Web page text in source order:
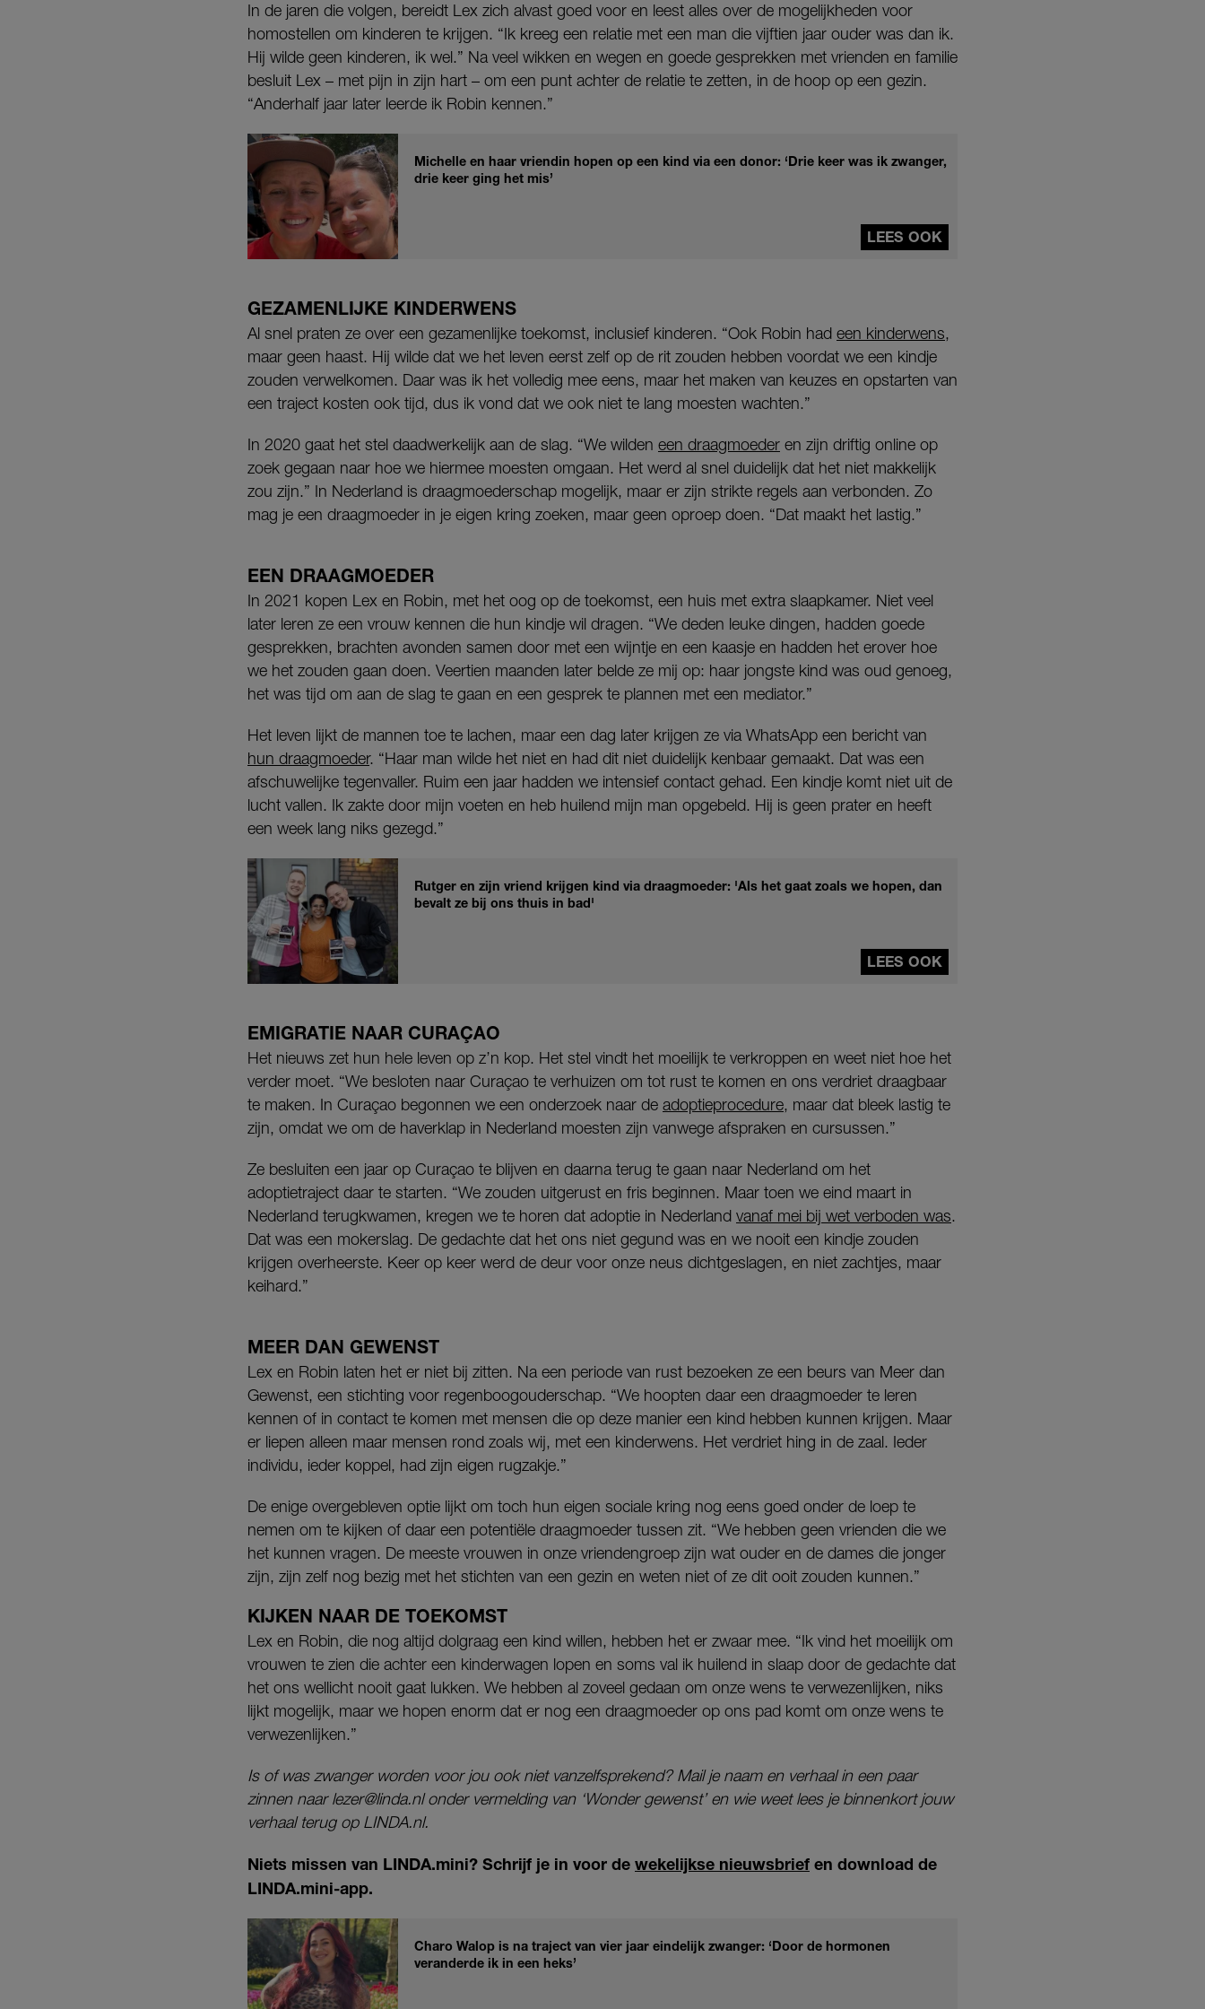
In de jaren die volgen, bereidt Lex zich alvast goed voor en leest alles over de mogelijkheden voor
homostellen om kinderen te krijgen. “Ik kreeg een relatie met een man die vijftien jaar ouder was dan ik.
Hij wilde geen kinderen, ik wel.” Na veel wikken en wegen en goede gesprekken met vrienden en familie
besluit Lex – met pijn in zijn hart – om een punt achter de relatie te zetten, in de hoop op een gezin.
“Anderhalf jaar later leerde ik Robin kennen.”
Michelle en haar vriendin hopen op een kind via een donor: ‘Drie keer was ik zwanger,
drie keer ging het mis’
LEES OOK
GEZAMENLIJKE KINDERWENS
Al snel praten ze over een gezamenlijke toekomst, inclusief kinderen. “Ook Robin had een kinderwens,
maar geen haast. Hij wilde dat we het leven eerst zelf op de rit zouden hebben voordat we een kindje
zouden verwelkomen. Daar was ik het volledig mee eens, maar het maken van keuzes en opstarten van
een traject kosten ook tijd, dus ik vond dat we ook niet te lang moesten wachten.”
In 2020 gaat het stel daadwerkelijk aan de slag. “We wilden een draagmoeder en zijn driftig online op
zoek gegaan naar hoe we hiermee moesten omgaan. Het werd al snel duidelijk dat het niet makkelijk
zou zijn.” In Nederland is draagmoederschap mogelijk, maar er zijn strikte regels aan verbonden. Zo
mag je een draagmoeder in je eigen kring zoeken, maar geen oproep doen. “Dat maakt het lastig.”
EEN DRAAGMOEDER
In 2021 kopen Lex en Robin, met het oog op de toekomst, een huis met extra slaapkamer. Niet veel
later leren ze een vrouw kennen die hun kindje wil dragen. “We deden leuke dingen, hadden goede
gesprekken, brachten avonden samen door met een wijntje en een kaasje en hadden het erover hoe
we het zouden gaan doen. Veertien maanden later belde ze mij op: haar jongste kind was oud genoeg,
het was tijd om aan de slag te gaan en een gesprek te plannen met een mediator.”
Het leven lijkt de mannen toe te lachen, maar een dag later krijgen ze via WhatsApp een bericht van
hun draagmoeder. “Haar man wilde het niet en had dit niet duidelijk kenbaar gemaakt. Dat was een
afschuwelijke tegenvaller. Ruim een jaar hadden we intensief contact gehad. Een kindje komt niet uit de
lucht vallen. Ik zakte door mijn voeten en heb huilend mijn man opgebeld. Hij is geen prater en heeft
een week lang niks gezegd.”
Rutger en zijn vriend krijgen kind via draagmoeder: 'Als het gaat zoals we hopen, dan
bevalt ze bij ons thuis in bad'
LEES OOK
EMIGRATIE NAAR CURAÇAO
Het nieuws zet hun hele leven op z’n kop. Het stel vindt het moeilijk te verkroppen en weet niet hoe het
verder moet. “We besloten naar Curaçao te verhuizen om tot rust te komen en ons verdriet draagbaar
te maken. In Curaçao begonnen we een onderzoek naar de adoptieprocedure, maar dat bleek lastig te
zijn, omdat we om de haverklap in Nederland moesten zijn vanwege afspraken en cursussen.”
Ze besluiten een jaar op Curaçao te blijven en daarna terug te gaan naar Nederland om het
adoptietraject daar te starten. “We zouden uitgerust en fris beginnen. Maar toen we eind maart in
Nederland terugkwamen, kregen we te horen dat adoptie in Nederland vanaf mei bij wet verboden was.
Dat was een mokerslag. De gedachte dat het ons niet gegund was en we nooit een kindje zouden
krijgen overheerste. Keer op keer werd de deur voor onze neus dichtgeslagen, en niet zachtjes, maar
keihard.”
MEER DAN GEWENST
Lex en Robin laten het er niet bij zitten. Na een periode van rust bezoeken ze een beurs van Meer dan
Gewenst, een stichting voor regenboogouderschap. “We hoopten daar een draagmoeder te leren
kennen of in contact te komen met mensen die op deze manier een kind hebben kunnen krijgen. Maar
er liepen alleen maar mensen rond zoals wij, met een kinderwens. Het verdriet hing in de zaal. Ieder
individu, ieder koppel, had zijn eigen rugzakje.”
De enige overgebleven optie lijkt om toch hun eigen sociale kring nog eens goed onder de loep te
nemen om te kijken of daar een potentiële draagmoeder tussen zit. “We hebben geen vrienden die we
het kunnen vragen. De meeste vrouwen in onze vriendengroep zijn wat ouder en de dames die jonger
zijn, zijn zelf nog bezig met het stichten van een gezin en weten niet of ze dit ooit zouden kunnen.”
KIJKEN NAAR DE TOEKOMST
Lex en Robin, die nog altijd dolgraag een kind willen, hebben het er zwaar mee. “Ik vind het moeilijk om
vrouwen te zien die achter een kinderwagen lopen en soms val ik huilend in slaap door de gedachte dat
het ons wellicht nooit gaat lukken. We hebben al zoveel gedaan om onze wens te verwezenlijken, niks
lijkt mogelijk, maar we hopen enorm dat er nog een draagmoeder op ons pad komt om onze wens te
verwezenlijken.”
Is of was zwanger worden voor jou ook niet vanzelfsprekend? Mail je naam en verhaal in een paar
zinnen naar lezer@linda.nl onder vermelding van ‘Wonder gewenst’ en wie weet lees je binnenkort jouw
verhaal terug op LINDA.nl.
Niets missen van LINDA.mini? Schrijf je in voor de wekelijkse nieuwsbrief en download de
LINDA.mini-app.
Charo Walop is na traject van vier jaar eindelijk zwanger: ‘Door de hormonen
veranderde ik in een heks’